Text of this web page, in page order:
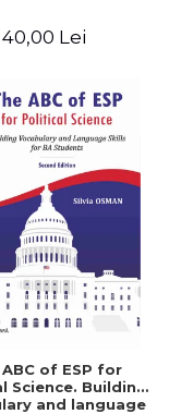
40,00 Lei
of ESP for
Science. Building
and language